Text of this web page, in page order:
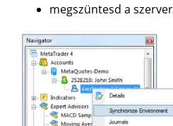
megszüntesd a